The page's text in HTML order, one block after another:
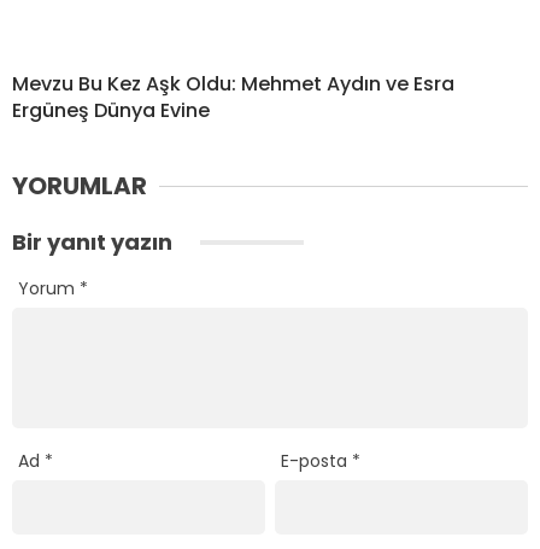
Mevzu Bu Kez Aşk Oldu: Mehmet Aydın ve Esra
Ergüneş Dünya Evine
YORUMLAR
Bir yanıt yazın
Yorum *
Ad * E-posta *